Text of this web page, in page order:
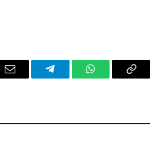
Email TelegramWhatsAppCopy